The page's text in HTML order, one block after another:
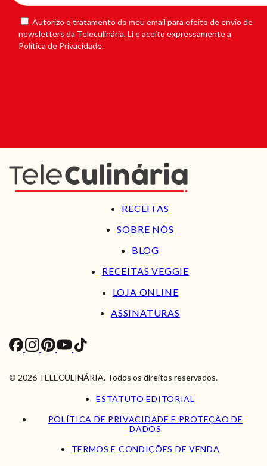
Autorizo o tratamento do meu email para efeito de envio de
newsletters da Teleculinária. Li e aceito expressamente a
Política de Privacidade.
RECEITAS
SOBRE NÓS
BLOG
RECEITAS VEGGIE
LOJA ONLINE
ASSINATURAS
© 2026 TELECULINÁRIA. Todos os direitos reservados.
ESTATUTO EDITORIAL
POLÍTICA DE PRIVACIDADE E PROTEÇÃO DE
DADOS
TERMOS E CONDIÇÕES DE VENDA